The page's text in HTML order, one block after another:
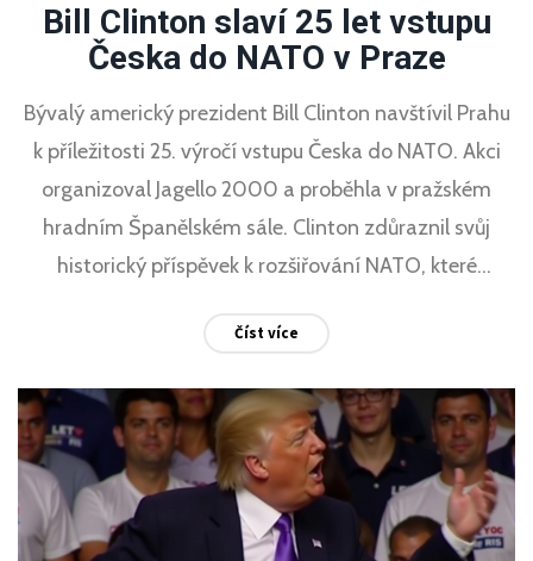
Bill Clinton slaví 25 let vstupu
Česka do NATO v Praze
Bývalý americký prezident Bill Clinton navštívil Prahu
k příležitosti 25. výročí vstupu Česka do NATO. Akci
organizoval Jagello 2000 a proběhla v pražském
hradním Španělském sále. Clinton zdůraznil svůj
historický příspěvek k rozšiřování NATO, které
významní řečníci včetně bývalého generálního
Číst více